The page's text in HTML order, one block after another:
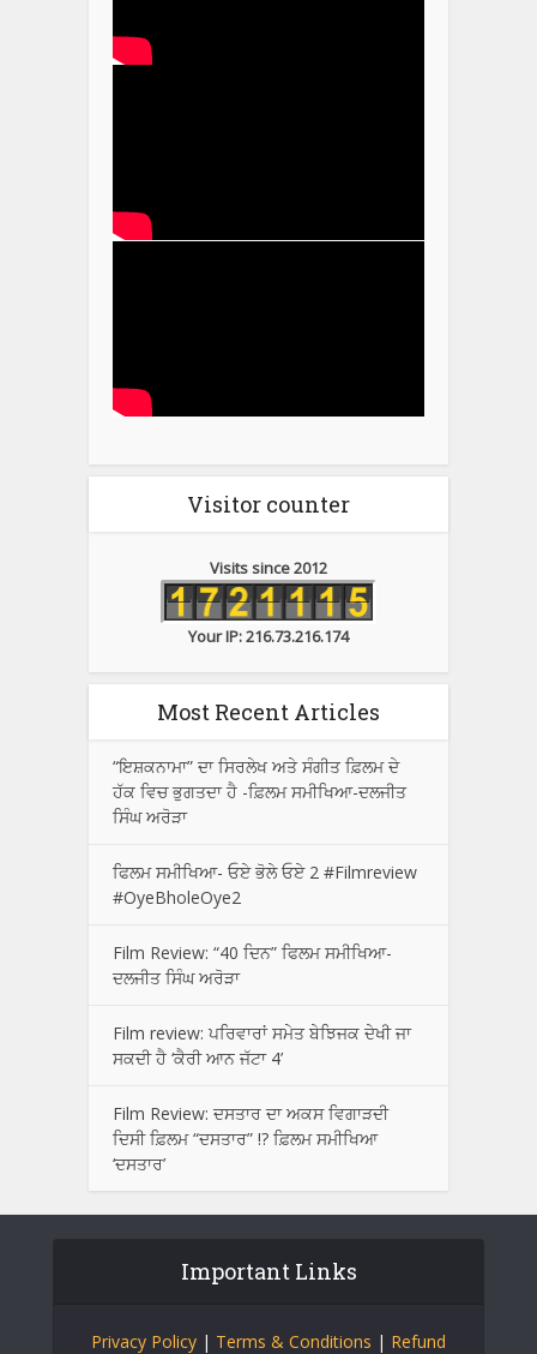
Visitor counter
Visits since 2012
Your IP: 216.73.216.174
Most Recent Articles
“ਇਸ਼ਕਨਾਮਾ” ਦਾ ਸਿਰਲੇਖ ਅਤੇ ਸੰਗੀਤ ਫ਼ਿਲਮ ਦੇ
ਹੱਕ ਵਿਚ ਭੁਗਤਦਾ ਹੈ -ਫ਼ਿਲਮ ਸਮੀਖਿਆ-ਦਲਜੀਤ
ਸਿੰਘ ਅਰੋੜਾ
ਫਿਲਮ ਸਮੀਖਿਆ- ਓਏ ਭੋਲੇ ਓਏ 2 #Filmreview
#OyeBholeOye2
Film Review: “40 ਦਿਨ” ਫਿਲਮ ਸਮੀਖਿਆ-
ਦਲਜੀਤ ਸਿੰਘ ਅਰੋੜਾ
Film review: ਪਰਿਵਾਰਾਂ ਸਮੇਤ ਬੇਝਿਜਕ ਦੇਖੀ ਜਾ
ਸਕਦੀ ਹੈ ‘ਕੈਰੀ ਆਨ ਜੱਟਾ 4’
Film Review: ਦਸਤਾਰ ਦਾ ਅਕਸ ਵਿਗਾੜਦੀ
ਦਿਸੀ ਫ਼ਿਲਮ “ਦਸਤਾਰ” !? ਫ਼ਿਲਮ ਸਮੀਖਿਆ
‘ਦਸਤਾਰ’
Important Links
Privacy Policy | Terms & Conditions | Refund